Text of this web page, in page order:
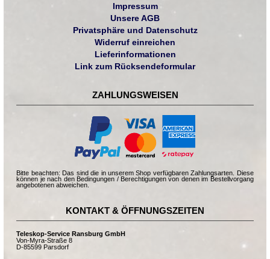
Impressum
Unsere AGB
Privatsphäre und Datenschutz
Widerruf einreichen
Lieferinformationen
Link zum Rücksendeformular
ZAHLUNGSWEISEN
Bitte beachten: Das sind die in unserem Shop verfügbaren Zahlungsarten. Diese
können je nach den Bedingungen / Berechtigungen von denen im Bestellvorgang
angebotenen abweichen.
KONTAKT & ÖFFNUNGSZEITEN
Teleskop-Service Ransburg GmbH
Von-Myra-Straße 8
D-85599 Parsdorf